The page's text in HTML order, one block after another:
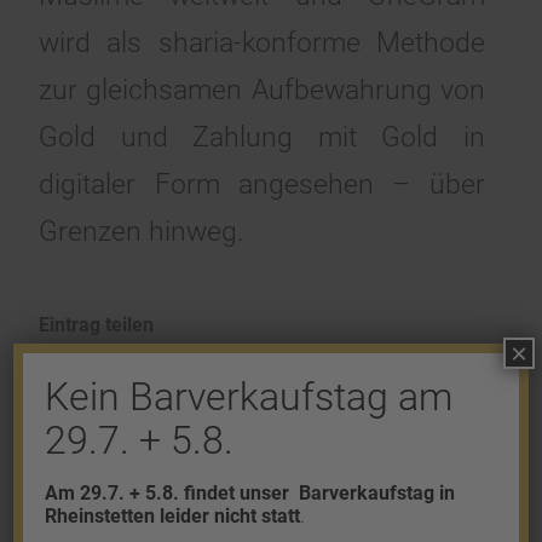
wird als sharia-konforme Methode
zur gleichsamen Aufbewahrung von
Gold und Zahlung mit Gold in
digitaler Form angesehen – über
Grenzen hinweg.
Eintrag teilen
Kein Barverkaufstag am
29.7. + 5.8.
Am 29.7. + 5.8. findet unser Barverkaufstag in
Rheinstetten leider nicht statt
×